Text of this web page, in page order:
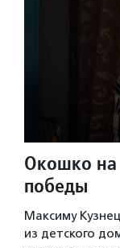
Окошко на
победы
Максиму
из детского